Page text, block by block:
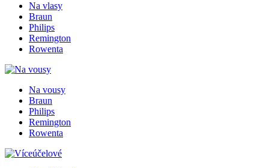
Na vlasy
Braun
Philips
Remington
Rowenta
Na vousy
Braun
Philips
Remington
Rowenta